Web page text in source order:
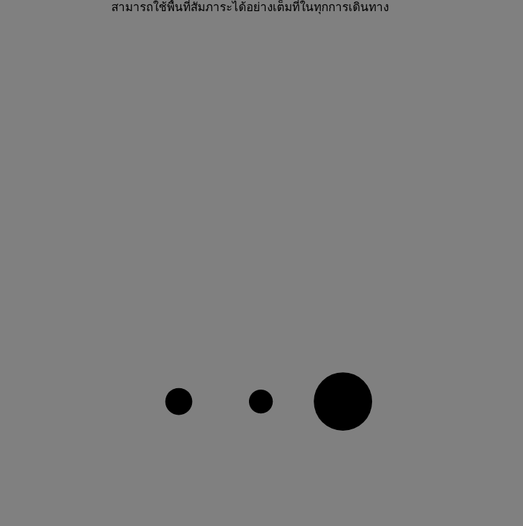
สามารถใช้พื้นที่สัมภาระได้อย่างเต็มที่ในทุกการเดินทาง